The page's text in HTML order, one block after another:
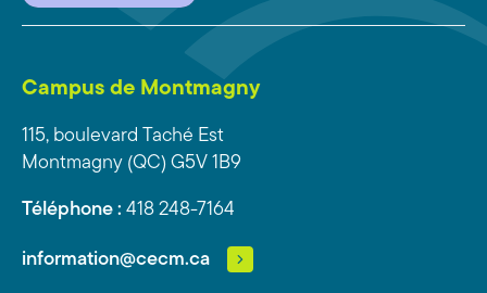
Campus de Montmagny
115, boulevard Taché Est
Montmagny (QC) G5V 1B9
Téléphone : 418 248-7164
information@cecm.ca